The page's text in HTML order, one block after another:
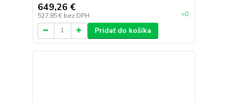
649,26 €
527,85 € bez DPH >0
Pridať do košíka